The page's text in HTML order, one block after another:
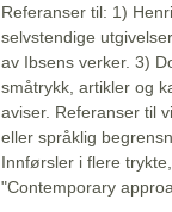
Referanser til: 1)
selvstendige
av Ibsens verker. 3)
småtrykk, artikler og
aviser. Referanser til
eller språklig
Innførsler i flere
"Contemporary